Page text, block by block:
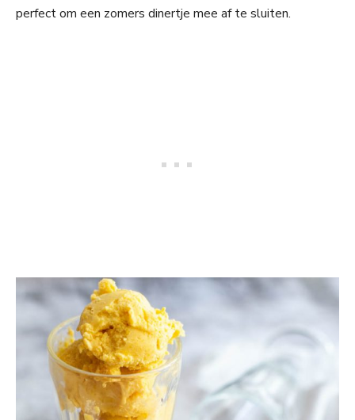
perfect om een zomers dinertje mee af te sluiten.